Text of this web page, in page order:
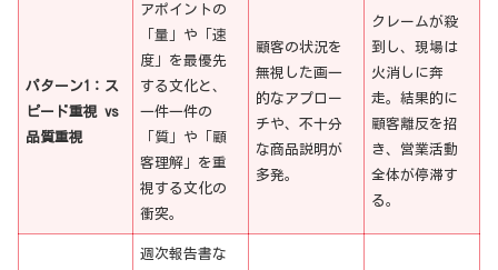
パターン1：ス
ピード重視 vs
品質重視
アポイントの
「量」や「速
度」を最優先
する文化と、
一件一件の
「質」や「顧
客理解」を重
視する文化の
衝突。
顧客の状況を
無視した画一
的なアプロー
チや、不十分
な商品説明が
多発。
クレームが殺
到し、現場は
火消しに奔
走。結果的に
顧客離反を招
き、営業活動
全体が停滞す
る。
週次報告書な